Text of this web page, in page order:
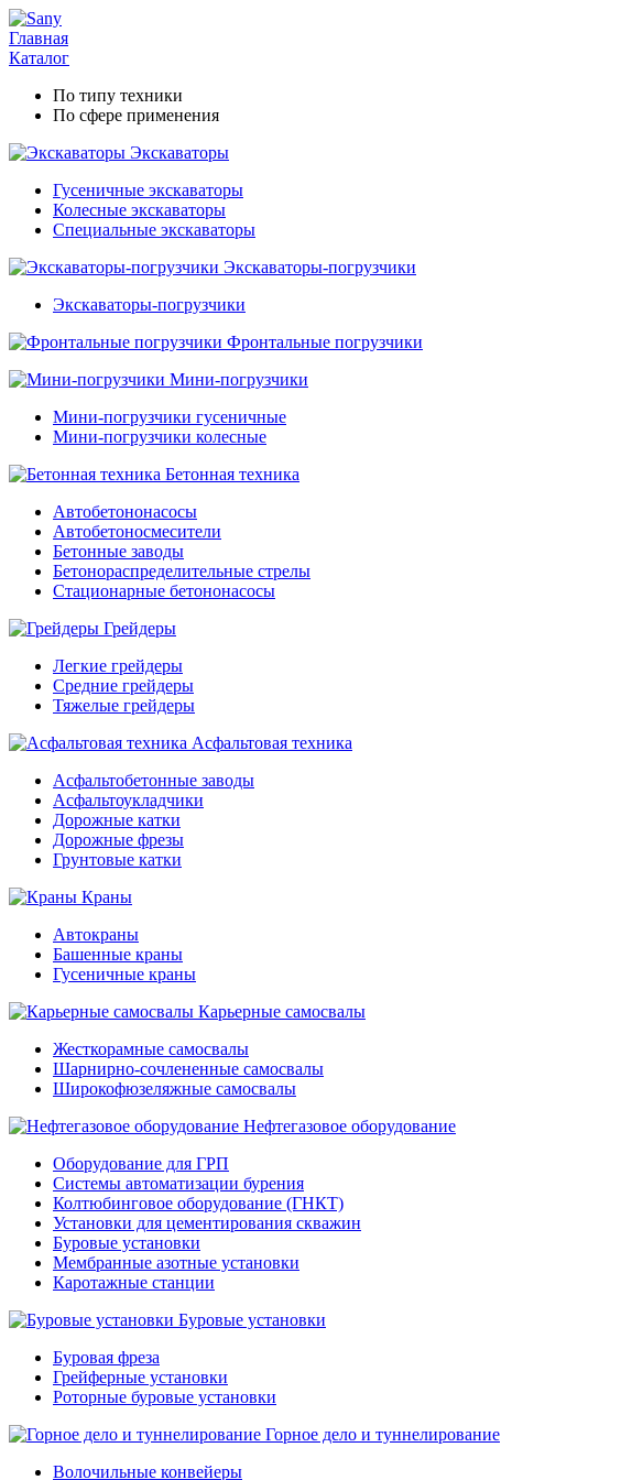
Главная
Каталог
По типу техники
По сфере применения
Экскаваторы
Гусеничные экскаваторы
Колесные экскаваторы
Специальные экскаваторы
Экскаваторы-погрузчики
Экскаваторы-погрузчики
Фронтальные погрузчики
Мини-погрузчики
Мини-погрузчики гусеничные
Мини-погрузчики колесные
Бетонная техника
Автобетононасосы
Автобетоносмесители
Бетонные заводы
Бетонораспределительные стрелы
Стационарные бетононасосы
Грейдеры
Легкие грейдеры
Средние грейдеры
Тяжелые грейдеры
Асфальтовая техника
Асфальтобетонные заводы
Асфальтоукладчики
Дорожные катки
Дорожные фрезы
Грунтовые катки
Краны
Автокраны
Башенные краны
Гусеничные краны
Карьерные самосвалы
Жесткорамные самосвалы
Шарнирно-сочлененные самосвалы
Широкофюзеляжные самосвалы
Нефтегазовое оборудование
Оборудование для ГРП
Системы автоматизации бурения
Колтюбинговое оборудование (ГНКТ)
Установки для цементирования скважин
Буровые установки
Мембранные азотные установки
Каротажные станции
Буровые установки
Буровая фреза
Грейферные установки
Роторные буровые установки
Горное дело и туннелирование
Волочильные конвейеры